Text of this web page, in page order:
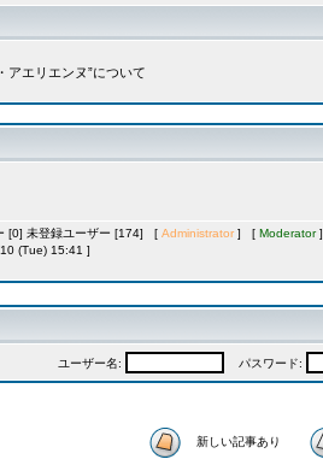
アエリエンヌ”について
[0] 未登録ユーザー [174] [ Administrator ] [ Moderator]
(Tue) 15:41 ]
ユーザー名: パスワード:
新しい記事あり